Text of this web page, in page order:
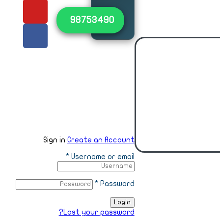
٩٨٧٥٣٤٩٠
Sign in Create an Account
Username or email
*
Password
*
Login
Lost your password?